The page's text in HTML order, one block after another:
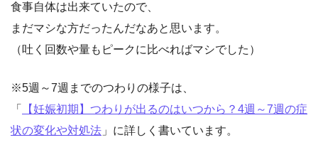
食事自体は出来ていたので、
まだマシな方だったんだなあと思います。
（吐く回数や量もピークに比べればマシでした）
※5週～7週までのつわりの様子は、
「
【妊娠初期】つわりが出るのはいつから？4週～7週の症
状の変化や対処法 」に詳しく書いています。